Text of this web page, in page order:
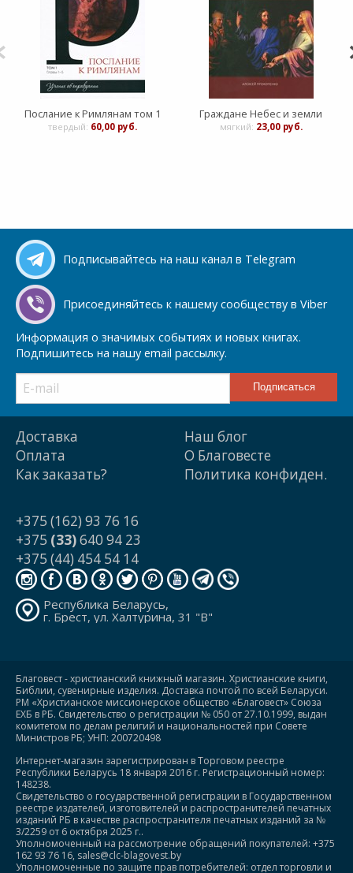
Послание к Римлянам том 1
твердый: 60,00 руб.
Граждане Небес и земли
мягкий: 23,00 руб.
Подписывайтесь на наш канал в Telegram
Присоединяйтесь к нашему сообществу в Viber
Информация о значимых событиях и новых книгах.
Подпишитесь на нашу email рассылку.
Доставка
Оплата
Как заказать?
Наш блог
О Благовесте
Политика конфиден.
+375 (162) 93 76 16
+375 (33)640 94 23
+375 (44) 454 54 14
Республика Беларусь,
г. Брест, ул. Халтурина, 31 "В"
Благовест - христианский книжный магазин. Христианские книги,
Библии, сувенирные изделия. Доставка почтой по всей Беларуси.
РМ «Христианское миссионерское общество «Благовест» Союза
ЕХБ в РБ. Свидетельство о регистрации № 050 от 27.10.1999, выдан
комитетом по делам религий и национальностей при Совете
Министров РБ; УНП: 200720498
Интернет-магазин зарегистрирован в Торговом реестре
Республики Беларусь 18 января 2016 г. Регистрационный номер:
148238.
Свидетельство о государственной регистрации в Государственном
реестре издателей, изготовителей и распространителей печатных
изданий РБ в качестве распространителя печатных изданий за №
3/2259 от 6 октября 2025 г..
Уполномоченный на рассмотрение обращений покупателей: +375
162 93 76 16, sales@clc-blagovest.by
Уполномоченные по защите прав потребителей: отдел торговли и